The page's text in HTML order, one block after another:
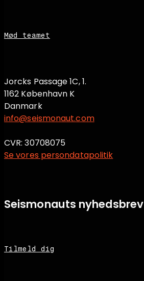
Mød teamet
Jorcks Passage 1C, 1.
1162 København K
Danmark
info@seismonaut.com
CVR: 30708075
Se vores persondatapolitik
Seismonauts nyhedsbrev
Tilmeld dig